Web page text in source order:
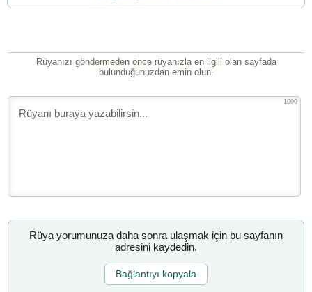
Rüyanızı göndermeden önce rüyanızla en ilgili olan sayfada
bulunduğunuzdan emin olun.
1000
Rüya yorumunuza daha sonra ulaşmak için bu sayfanın
adresini kaydedin.
Bağlantıyı kopyala